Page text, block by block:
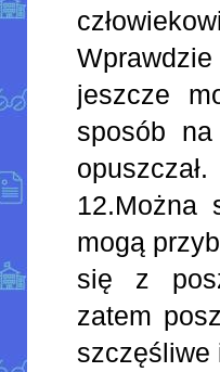
jeszcze
sposób
opuszczał.
12.Można
mogą
się z
zatem
szczęśliwe